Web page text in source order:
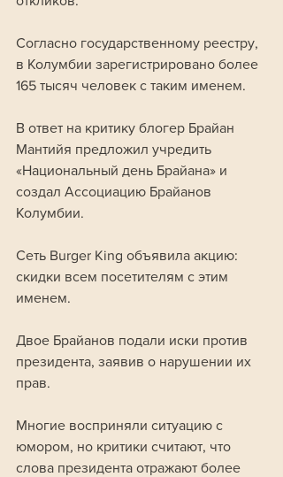
Согласно государственному реестру,
в Колумбии зарегистрировано более
165 тысяч человек с таким именем.
В ответ на критику блогер Брайан
Мантийя предложил учредить
«Национальный день Брайана» и
создал Ассоциацию Брайанов
Колумбии.
Сеть Burger King объявила акцию:
скидки всем посетителям с этим
именем.
Двое Брайанов подали иски против
президента, заявив о нарушении их
прав.
Многие восприняли ситуацию с
юмором, но критики считают, что
слова президента отражают более